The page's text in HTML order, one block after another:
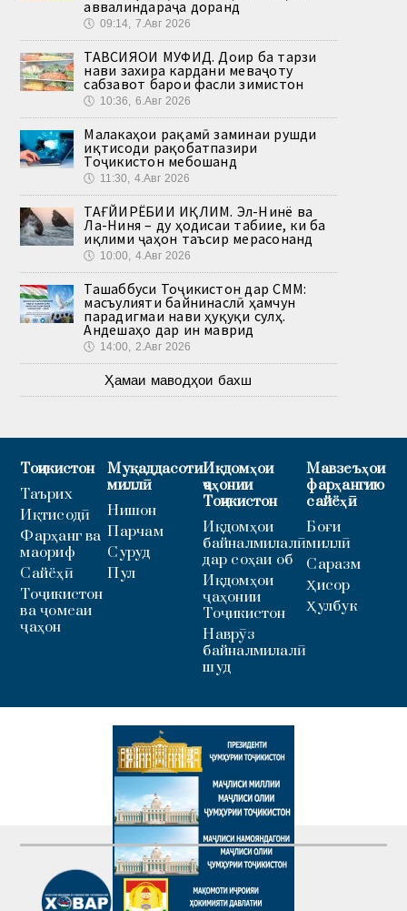
аввалиндараҷа доранд
🕔 09:14, 7.Авг 2026
ТАВСИЯҲОИ МУФИД. Доир ба тарзи
нави захира кардани меваҷоту
сабзавот барои фасли зимистон
🕔 10:36, 6.Авг 2026
Малакаҳои рақамӣ заминаи рушди
иқтисоди рақобатпазири
Тоҷикистон мебошанд
🕔 11:30, 4.Авг 2026
ТАҒЙИРЁБИИ ИҚЛИМ. Эл-Нинё ва
Ла-Ниня – ду ҳодисаи табиие, ки ба
иқлими ҷаҳон таъсир мерасонанд
🕔 10:00, 4.Авг 2026
Ташаббуси Тоҷикистон дар СММ:
масъулияти байнинаслӣ ҳамчун
парадигмаи нави ҳуқуқи сулҳ.
Андешаҳо дар ин маврид
🕔 14:00, 2.Авг 2026
Ҳамаи маводҳои бахш
Тоҷикистон
Таърих
Иқтисодӣ
Фарҳанг ва
маориф
Сайёҳӣ
Тоҷикистон
ва ҷомеаи
ҷаҳон
Муқаддасоти
миллӣ
Нишон
Парчам
Суруд
Пул
Иқдомҳои
ҷаҳонии
Тоҷикистон
Иқдомҳои
байналмилалӣ
дар соҳаи об
Иқдомҳои
ҷаҳонии
Тоҷикистон
Наврӯз
байналмилалӣ
шуд
Мавзеъҳои
фарҳангию
сайёҳӣ
Боғи
миллӣ
Саразм
Ҳисор
Ҳулбук